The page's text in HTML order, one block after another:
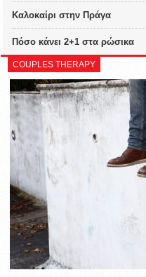
Καλοκαίρι στην Πράγα
Πόσο κάνει 2+1 στα ρώσικα
COUPLES THERAPY